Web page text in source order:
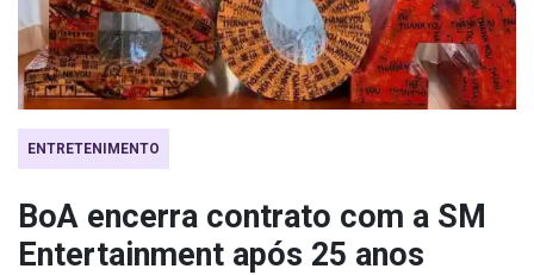
ENTRETENIMENTO
BoA encerra contrato com a SM
Entertainment após 25 anos